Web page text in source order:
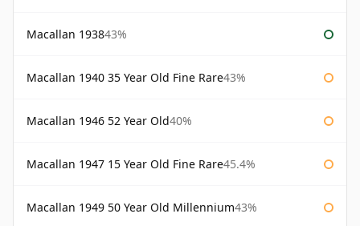
Macallan 193843%
Macallan 1940 35 Year Old Fine Rare43%
Macallan 1946 52 Year Old40%
Macallan 1947 15 Year Old Fine Rare45.4%
Macallan 1949 50 Year Old Millennium43%